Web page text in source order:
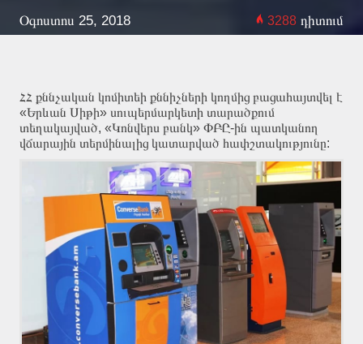
Օգոստոս 25, 2018 3288 դիտում
ՀՀ քննչական կոմիտեի քննիչների կողմից բացահայտվել է
«Երևան Սիթի» սուպերմարկետի տարածքում
տեղակայված, «Կոնվերս բանկ» ՓԲԸ-ին պատկանող
վճարային տերմինալից կատարված հափշտակությունը: